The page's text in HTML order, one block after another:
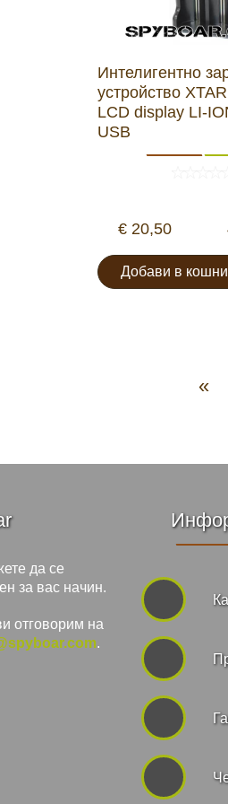
Интелигентно
устройство
LCD display LI-
USB
€ 20,50
Добави в
«
да се
за вас начин.
отговорим на
.